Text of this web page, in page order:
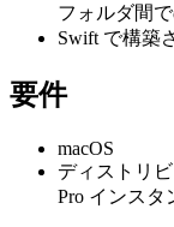
フォルダ間
Swift で構築
要件
macOS
ディストリ
Pro インスタ